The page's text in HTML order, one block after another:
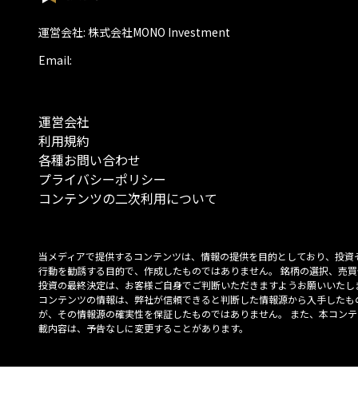
運営会社: 株式会社MONO Investment
Email:
運営会社
利用規約
各種お問い合わせ
プライバシーポリシー
コンテンツの二次利用について
当メディアで提供するコンテンツは、情報の提供を目的としており、投資
行動を勧誘する目的で、作成したものではありません。 銘柄の選択、売
投資の最終決定は、お客様ご自身でご判断いただきますようお願いいたし
コンテンツの情報は、弊社が信頼できると判断した情報源から入手したも
が、その情報源の確実性を保証したものではありません。 また、本コン
載内容は、予告なしに変更することがあります。